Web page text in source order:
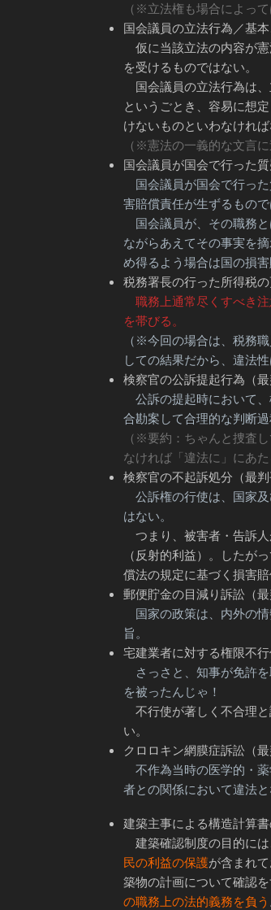
（※立法権も場合によっ
国会議員の立法行為／基
仮に当該立法の内容が
を受けるものではない。
国会議員の立法行為は
というごとき、容易に想
けないものといわなけれ
（※憲法の一義的な文言
国会議員が国会で行った質
国会議員が国会で行っ
害賠償責任が生ずるもので
国会議員が、その職務
ながらあえてその事実を
め得るよう場合は国の損
税務署長の行った所得税
職務上通常尽くすべき
を帯びる。
（※今回の場合は、税務
しての結果だから、違法
検察官の公訴提起行為（
公訴の提起時において
合勘案して合理的な判断
（※要約：ちゃんと捜査
なければ「違法に」にあた
検察官の不起訴処分（最
公訴権の行使は、国家
はない。
つまり、被害者・告訴
（反射的利益）。したが
償法の規定に基づく損害
郵便貯金の目減り訴訟（
国家の政策は、内外の
旨。
宅建業者に対する権限不
さっさと、知事が免許を
を被ったんじゃ！
不行使が著しく不合理
い。
クロロキン網膜症訴訟（
不作為当時の医学的・
者との関係において違法
建築主事による構造計算
建築確認制度の目的に
民の利益の保護が含まれ
築物の計画について確認
の職務上の法的義務を負う